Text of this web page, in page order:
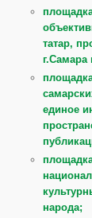
татар,
г.Самара
единое
народа;